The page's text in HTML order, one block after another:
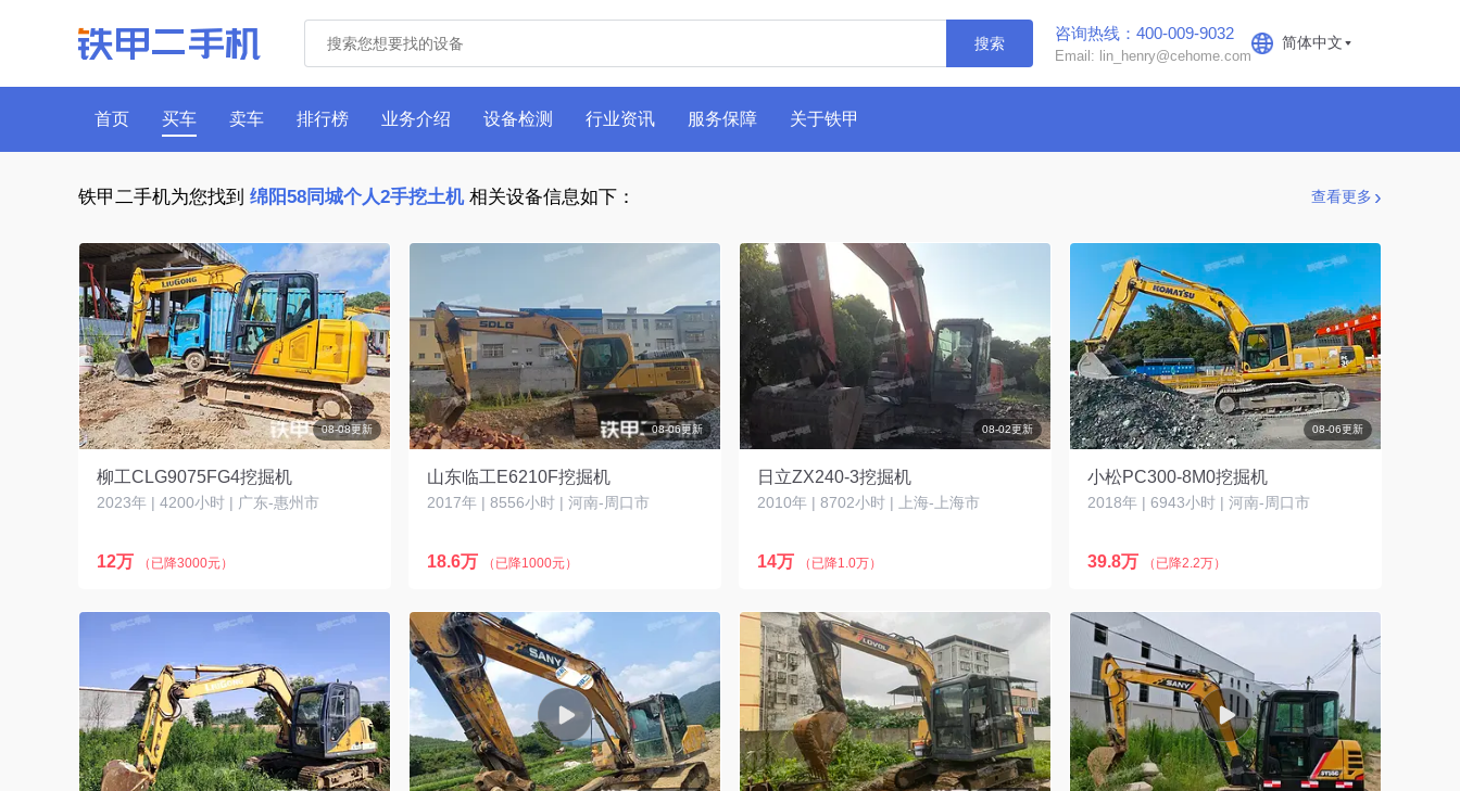
搜索
咨询热线：400-009-9032
Email: lin_henry@cehome.com
简体中文
首页 买车 卖车 排行榜 业务介绍 设备检测 行业资讯 服务保障 关于铁甲
铁甲二手机为您找到 绵阳58同城个人2手挖土机相关设备信息如下： 查看更多
08-08更新
柳工CLG9075FG4挖掘机
2023年 | 4200小时 | 广东-惠州市
12万 （已降3000元）
08-06更新
山东临工E6210F挖掘机
2017年 | 8556小时 | 河南-周口市
18.6万 （已降1000元）
08-02更新
日立ZX240-3挖掘机
2010年 | 8702小时 | 上海-上海市
14万 （已降1.0万）
08-06更新
小松PC300-8M0挖掘机
2018年 | 6943小时 | 河南-周口市
39.8万 （已降2.2万）